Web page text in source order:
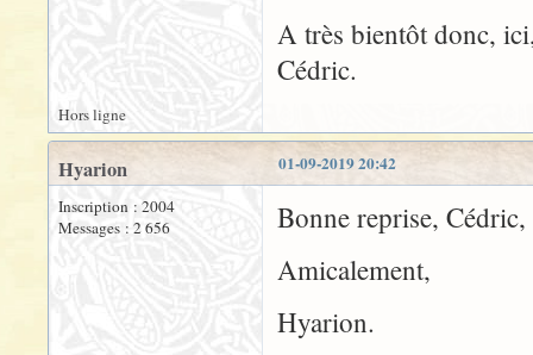
A très bientôt donc,
Cédric.
Hors ligne
01-09-2019 20:42
Hyarion
Inscription : 2004
Messages : 2 656
Bonne reprise,
Amicalement,
Hyarion.